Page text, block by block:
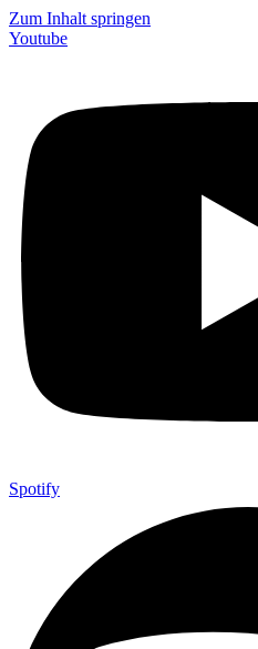
Zum Inhalt springen
Youtube
Spotify